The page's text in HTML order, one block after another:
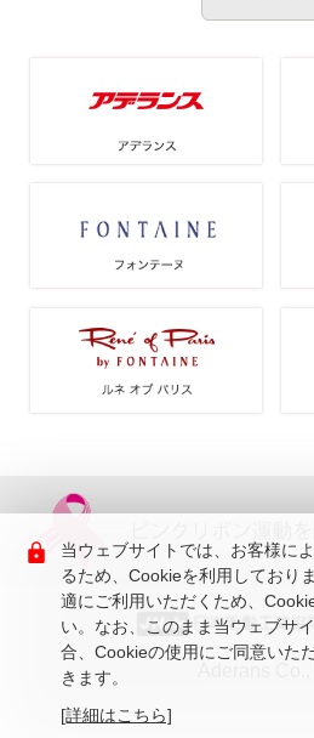
当ウェブサイトでは、お客様に
るため、Cookieを利用しており
適にご利用いただくため、
い。なお、このまま当ウェブサ
合、Cookieの使用にご同意いた
きます。
[詳細はこちら]